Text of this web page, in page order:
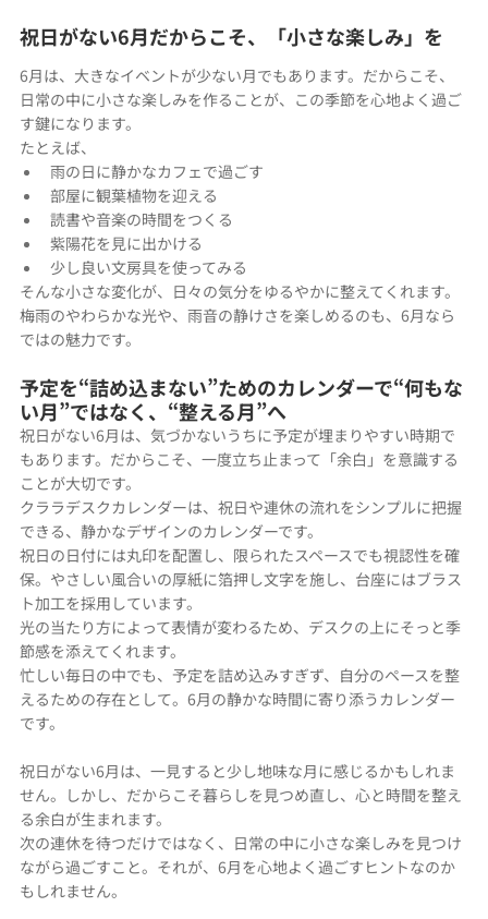
祝日がない6月だからこそ、「小さな楽しみ」を
6月は、大きなイベントが少ない月でもあります。だからこそ、
日常の中に小さな楽しみを作ることが、この季節を心地よく過ご
す鍵になります。
たとえば、
雨の日に静かなカフェで過ごす
部屋に観葉植物を迎える
読書や音楽の時間をつくる
紫陽花を見に出かける
少し良い文房具を使ってみる
そんな小さな変化が、日々の気分をゆるやかに整えてくれます。
梅雨のやわらかな光や、雨音の静けさを楽しめるのも、6月なら
ではの魅力です。
予定を“詰め込まない”ためのカレンダーで“何もな
い月”ではなく、“整える月”へ
祝日がない6月は、気づかないうちに予定が埋まりやすい時期で
もあります。だからこそ、一度立ち止まって「余白」を意識する
ことが大切です。
クララデスクカレンダーは、祝日や連休の流れをシンプルに把握
できる、静かなデザインのカレンダーです。
祝日の日付には丸印を配置し、限られたスペースでも視認性を確
保。やさしい風合いの厚紙に箔押し文字を施し、台座にはブラス
ト加工を採用しています。
光の当たり方によって表情が変わるため、デスクの上にそっと季
節感を添えてくれます。
忙しい毎日の中でも、予定を詰め込みすぎず、自分のペースを整
えるための存在として。6月の静かな時間に寄り添うカレンダー
です。
祝日がない6月は、一見すると少し地味な月に感じるかもしれま
せん。しかし、だからこそ暮らしを見つめ直し、心と時間を整え
る余白が生まれます。
次の連休を待つだけではなく、日常の中に小さな楽しみを見つけ
ながら過ごすこと。それが、6月を心地よく過ごすヒントなのか
もしれません。